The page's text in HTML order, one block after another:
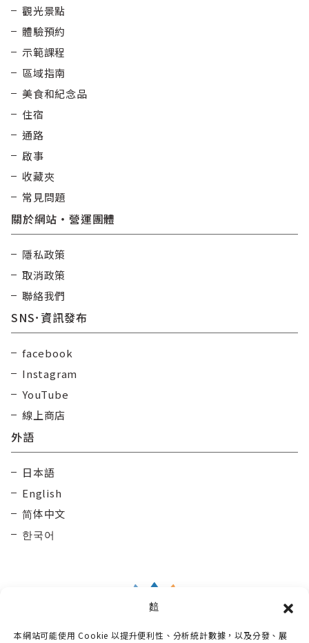
䴺
本網站可能使用 Cookie 以提升便利性、分析統計數據，以及分發、展
觀光景點
體驗預約
示範課程
區域指南
美食和紀念品
住宿
通路
啟事
收藏夾
常見問題
關於網站・營運團體
隱私政策
取消政策
聯絡我們
SNS･資訊發布
facebook
Instagram
YouTube
線上商店
外語
日本語
English
简体中文
한국어